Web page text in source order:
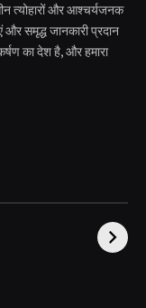
त्योहारों और आश्चर्यजनक
समृद्ध जानकारी प्रदान
का देश है, और हमारा
की एक ऐसी